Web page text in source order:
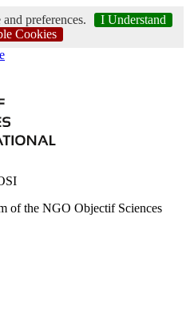
preferences.
I Understand
Cookies
of the NGO Objectif Sciences